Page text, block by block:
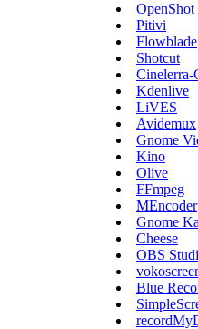
OpenShot
Pitivi
Flowblade
Shotcut
Cinelerra-
Kdenlive
LiVES
Avidemux
Gnome
Kino
Olive
FFmpeg
MEncoder
Gnome
Cheese
OBS
Blue